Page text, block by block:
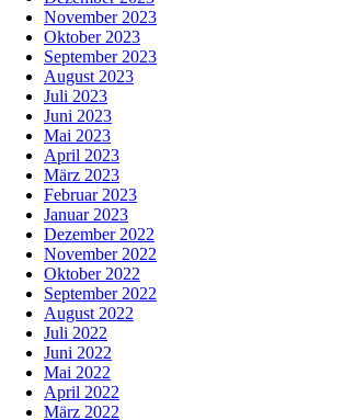
November 2023
Oktober 2023
September 2023
August 2023
Juli 2023
Juni 2023
Mai 2023
April 2023
März 2023
Februar 2023
Januar 2023
Dezember 2022
November 2022
Oktober 2022
September 2022
August 2022
Juli 2022
Juni 2022
Mai 2022
April 2022
März 2022